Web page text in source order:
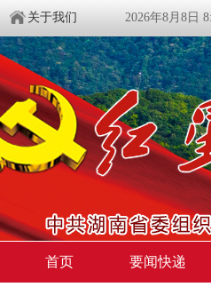
关于我们 2026年8月8日
首页 要闻快递